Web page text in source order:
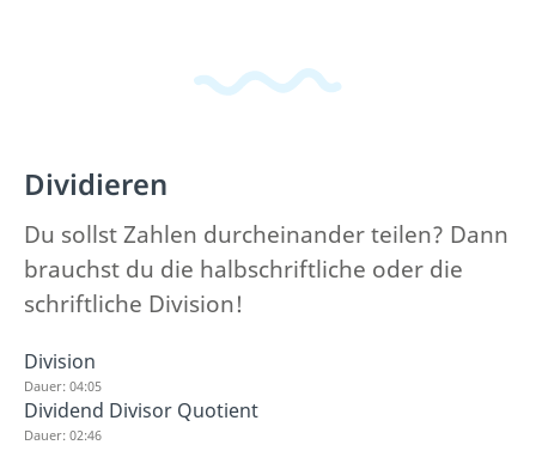
Dividieren
Du sollst Zahlen durcheinander teilen? Dann
brauchst du die halbschriftliche oder die
schriftliche Division!
Division
Dauer: 04:05
Dividend Divisor Quotient
Dauer: 02:46